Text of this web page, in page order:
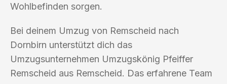
Wohlbefinden sorgen.
Bei deinem Umzug von Remscheid nach
Dornbirn unterstützt dich das
Umzugsunternehmen Umzugskönig Pfeiffer
Remscheid aus Remscheid. Das erfahrene Team